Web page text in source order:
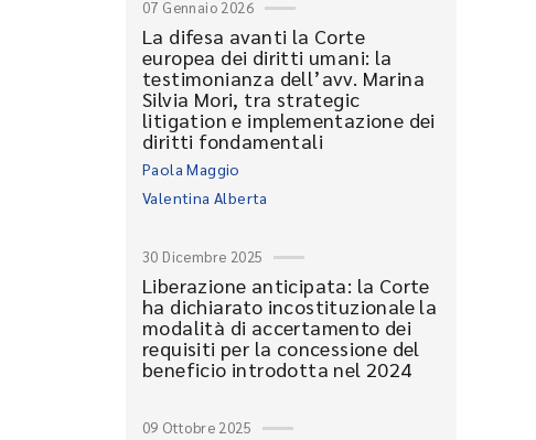
07 Gennaio 2026
La difesa avanti la Corte
europea dei diritti umani: la
testimonianza dell’avv. Marina
Silvia Mori, tra strategic
litigation e implementazione dei
diritti fondamentali
Paola Maggio
Valentina Alberta
30 Dicembre 2025
Liberazione anticipata: la Corte
ha dichiarato incostituzionale la
modalità di accertamento dei
requisiti per la concessione del
beneficio introdotta nel 2024
09 Ottobre 2025